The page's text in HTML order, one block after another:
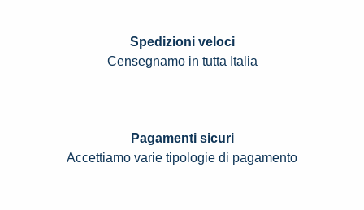
Spedizioni veloci
Censegnamo in tutta Italia
Pagamenti sicuri
Accettiamo varie tipologie di pagamento